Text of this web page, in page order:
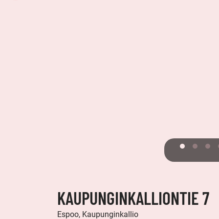
KAUPUNGINKALLIONTIE 7
Espoo, Kaupunginkallio